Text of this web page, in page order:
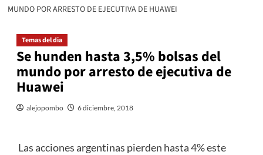
MUNDO POR ARRESTO DE EJECUTIVA DE HUAWEI
Temas del dia
Se hunden hasta 3,5% bolsas del
mundo por arresto de ejecutiva de
Huawei
alejopombo 6 diciembre, 2018
Las acciones argentinas pierden hasta 4% este